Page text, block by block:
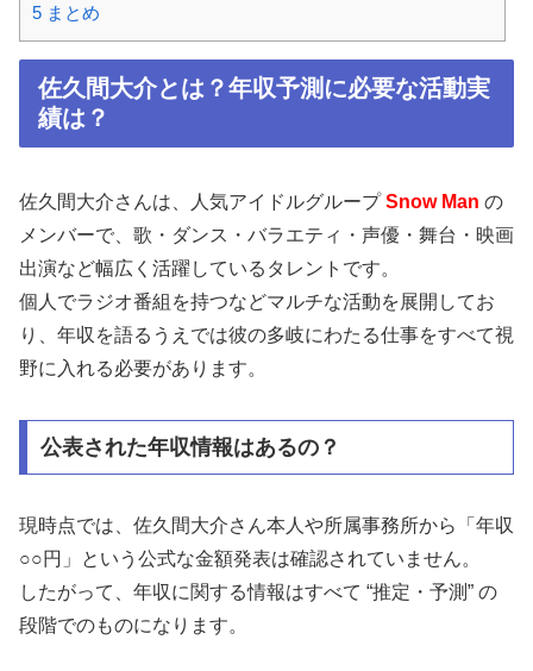
5 まとめ
佐久間大介とは？年収予測に必要な活動実
績は？
佐久間大介さんは、人気アイドルグループSnow Man の
メンバーで、歌・ダンス・バラエティ・声優・舞台・映画
出演など幅広く活躍しているタレントです。
個人でラジオ番組を持つなどマルチな活動を展開してお
り、年収を語るうえでは彼の多岐にわたる仕事をすべて視
野に入れる必要があります。
公表された年収情報はあるの？
現時点では、佐久間大介さん本人や所属事務所から「年収
○○円」という公式な金額発表は確認されていません。
したがって、年収に関する情報はすべて “推定・予測” の
段階でのものになります。